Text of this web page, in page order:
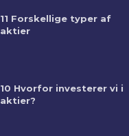
11 Forskellige typer af
aktier
10 Hvorfor investerer vi i
aktier?